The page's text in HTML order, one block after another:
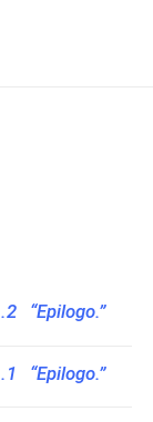
“Epilogo.”
“Epilogo.”